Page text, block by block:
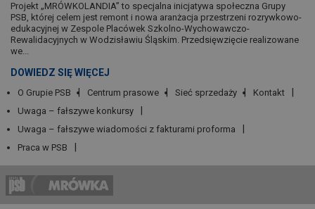
Projekt „MRÓWKOLANDIA” to specjalna inicjatywa społeczna Grupy
PSB, której celem jest remont i nowa aranżacja przestrzeni rozrywkowo-
edukacyjnej w Zespole Placówek Szkolno-Wychowawczo-
Rewalidacyjnych w Wodzisławiu Śląskim. Przedsięwzięcie realizowane
we...
DOWIEDZ SIĘ WIĘCEJ
O Grupie PSB Centrum prasowe Sieć sprzedaży
Kontakt
Uwaga – fałszywe konkursy
Uwaga – fałszywe wiadomości z fakturami proforma
Praca w PSB